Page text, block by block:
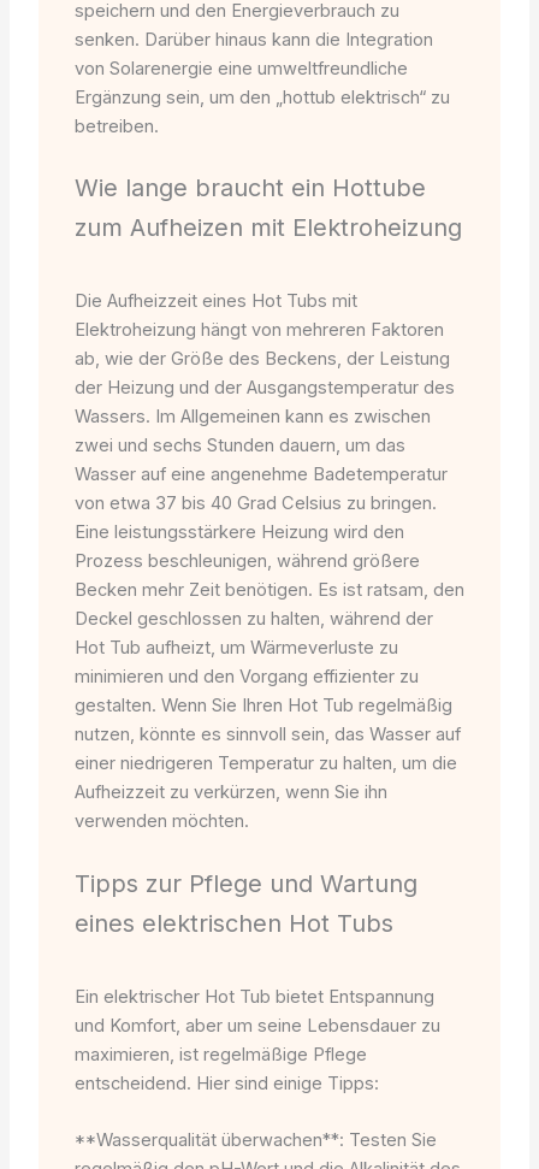
speichern und den Energieverbrauch zu
senken. Darüber hinaus kann die Integration
von Solarenergie eine umweltfreundliche
Ergänzung sein, um den „hottub elektrisch“ zu
betreiben.
Wie lange braucht ein Hottube
zum Aufheizen mit Elektroheizung
Die Aufheizzeit eines Hot Tubs mit
Elektroheizung hängt von mehreren Faktoren
ab, wie der Größe des Beckens, der Leistung
der Heizung und der Ausgangstemperatur des
Wassers. Im Allgemeinen kann es zwischen
zwei und sechs Stunden dauern, um das
Wasser auf eine angenehme Badetemperatur
von etwa 37 bis 40 Grad Celsius zu bringen.
Eine leistungsstärkere Heizung wird den
Prozess beschleunigen, während größere
Becken mehr Zeit benötigen. Es ist ratsam, den
Deckel geschlossen zu halten, während der
Hot Tub aufheizt, um Wärmeverluste zu
minimieren und den Vorgang effizienter zu
gestalten. Wenn Sie Ihren Hot Tub regelmäßig
nutzen, könnte es sinnvoll sein, das Wasser auf
einer niedrigeren Temperatur zu halten, um die
Aufheizzeit zu verkürzen, wenn Sie ihn
verwenden möchten.
Tipps zur Pflege und Wartung
eines elektrischen Hot Tubs
Ein elektrischer Hot Tub bietet Entspannung
und Komfort, aber um seine Lebensdauer zu
maximieren, ist regelmäßige Pflege
entscheidend. Hier sind einige Tipps:
**Wasserqualität überwachen**: Testen Sie